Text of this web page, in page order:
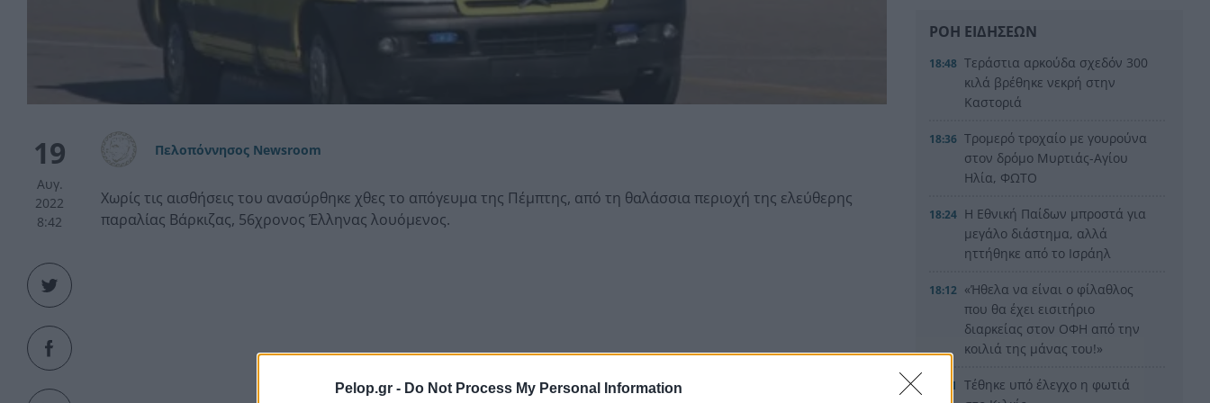
Pelop.gr - Do Not Process My Personal Information
19
Αυγ.
2022
8:42
Πελοπόννησος Newsroom
Χωρίς τις αισθήσεις του ανασύρθηκε χθες το απόγευμα της Πέμπτης, από τη θαλάσσια περιοχή της ελεύθερης
παραλίας Βάρκιζας, 56χρονος Έλληνας λουόμενος.
ΡΟΗ ΕΙΔΗΣΕΩΝ
18:48 Τεράστια αρκούδα σχεδόν 300
κιλά βρέθηκε νεκρή στην
Καστοριά
18:36 Τρομερό τροχαίο με γουρούνα
στον δρόμο Μυρτιάς-Αγίου
Ηλία, ΦΩΤΟ
18:24 Η Εθνική Παίδων μπροστά για
μεγάλο διάστημα, αλλά
ηττήθηκε από το Ισράηλ
18:12 «Ήθελα να είναι ο φίλαθλος
που θα έχει εισιτήριο
διαρκείας στον ΟΦΗ από την
κοιλιά της μάνας του!»
18:01
Τέθηκε υπό έλεγχο η φωτιά